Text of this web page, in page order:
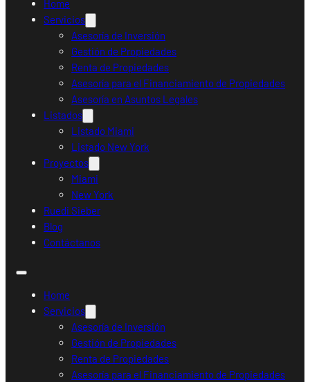
Home
Servicios
Asesoría de Inversión
Gestión de Propiedades
Renta de Propiedades
Asesoría para el Financiamiento de Propiedades
Asesoría en Asuntos Legales
Listados
Listado Miami
Listado New York
Proyectos
Miami
New York
Ruedi Sieber
Blog
Contáctanos
Home
Servicios
Asesoría de Inversión
Gestión de Propiedades
Renta de Propiedades
Asesoría para el Financiamiento de Propiedades